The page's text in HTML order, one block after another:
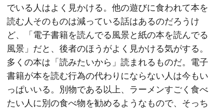
でいる人はよく見かける。他の遊びに食われて本を
読む人そのものは減っている話はあるのだろうけ
ど、「電子書籍を読んでる風景と紙の本を読んでる
風景」だと、後者のほうがよく見かける気がする。
多くの本は「読みたいから」読まれるものだ。電子
書籍が本を読む行為の代わりにならない人は今もい
っぱいいる。別物である以上、ラーメンすごく食べ
たい人に別の食べ物を勧めるようなもので、そっち